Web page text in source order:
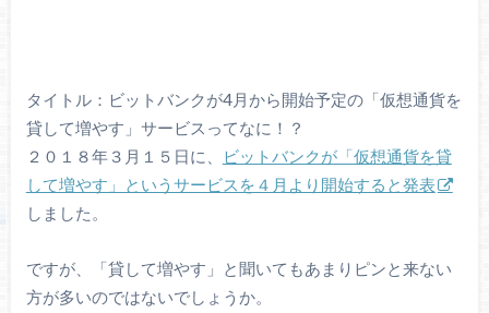
タイトル：ビットバンクが4月から開始予定の「仮想通貨を
貸して増やす」サービスってなに！？
２０１８年３月１５日に、
ビットバンクが「仮想通貨を貸
して増やす」というサービスを４月より開始すると発表
しました。
ですが、「貸して増やす」と聞いてもあまりピンと来ない
方が多いのではないでしょうか。